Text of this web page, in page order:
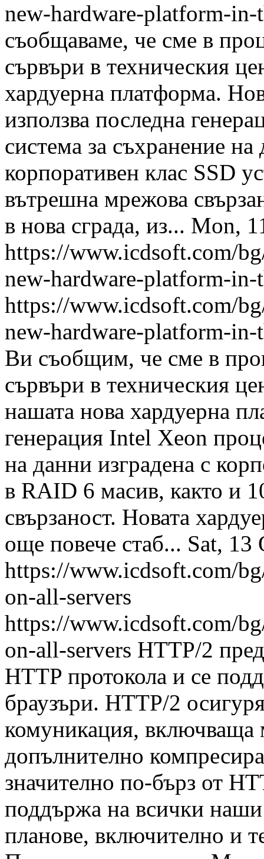
new-hardware-platform-in-
съобщаваме, че сме в
сървъри в техническия
хардуерна платформа.
използва последна
система за съхранение
корпоративен клас SSD
вътрешна мрежова
в нова сграда, из... Mon,
https://www.icdsoft.com/
new-hardware-platform-in-
https://www.icdsoft.com/
new-hardware-platform-in-
Ви съобщим, че сме в
сървъри в техническия
нашата нова хардуерна
генерация Intel Xeon
на данни изградена с
в RAID 6 масив, както и
свързаност. Новата
още повече стаб... Sat, 13
https://www.icdsoft.com/
on-all-servers
https://www.icdsoft.com/
on-all-servers HTTP/2
HTTP протокола и се
браузъри. HTTP/2
комуникация, включваща
допълнително
значително по-бърз от
поддържа на всички
планове, включително и